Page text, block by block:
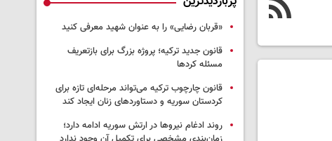
«قربان رضایی» را به عنوان شهید معرفی کنید
قانون جدید ترکیه؛ پروژه بزرگ‌ برای بازتعریف
مسئله کردها
قانون چارچوب ترکیه می‌تواند مرحله‌ای تازه برای
کردستان سوریه و دستاوردهای زنان ایجاد کند
روند ادغام نیروها در ارتش سوریه ادامه دارد؛